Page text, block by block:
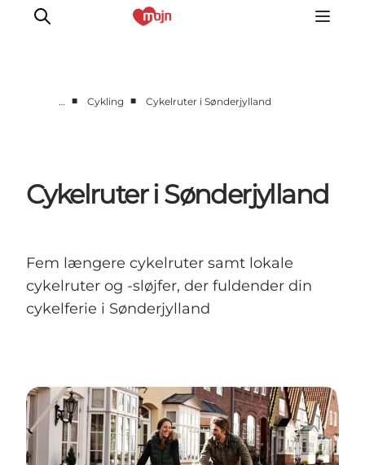
Det sker
Overnatning
Booking
… ■ Cykling ■ Cykelruter i Sønderjylland
Cykelruter i Sønderjylland
Fem længere cykelruter samt lokale
cykelruter og -sløjfer, der fuldender din
cykelferie i Sønderjylland